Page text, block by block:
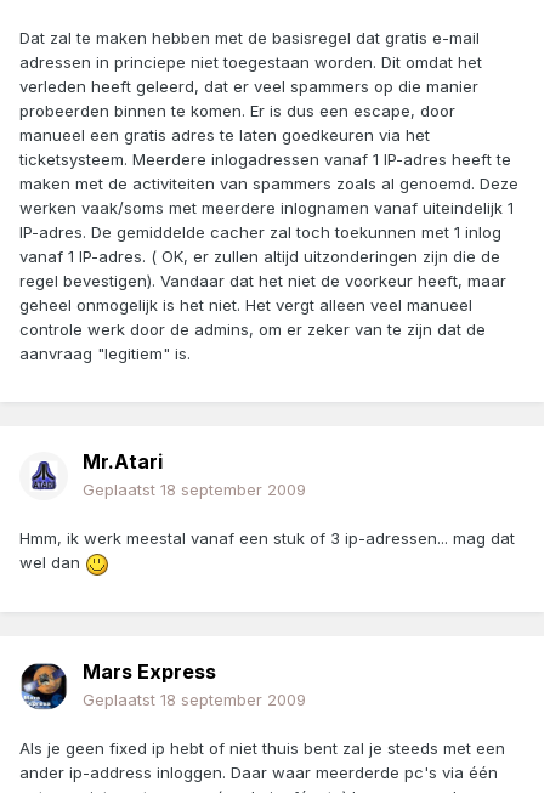
Dat zal te maken hebben met de basisregel dat gratis e-mail
adressen in princiepe niet toegestaan worden. Dit omdat het
verleden heeft geleerd, dat er veel spammers op die manier
probeerden binnen te komen. Er is dus een escape, door
manueel een gratis adres te laten goedkeuren via het
ticketsysteem. Meerdere inlogadressen vanaf 1 IP-adres heeft te
maken met de activiteiten van spammers zoals al genoemd. Deze
werken vaak/soms met meerdere inlognamen vanaf uiteindelijk 1
IP-adres. De gemiddelde cacher zal toch toekunnen met 1 inlog
vanaf 1 IP-adres. ( OK, er zullen altijd uitzonderingen zijn die de
regel bevestigen). Vandaar dat het niet de voorkeur heeft, maar
geheel onmogelijk is het niet. Het vergt alleen veel manueel
controle werk door de admins, om er zeker van te zijn dat de
aanvraag "legitiem" is.
Mr.Atari
Geplaatst 18 september 2009
Hmm, ik werk meestal vanaf een stuk of 3 ip-adressen... mag dat
wel dan
Mars Express
Geplaatst 18 september 2009
Als je geen fixed ip hebt of niet thuis bent zal je steeds met een
ander ip-address inloggen. Daar waar meerderde pc's via één